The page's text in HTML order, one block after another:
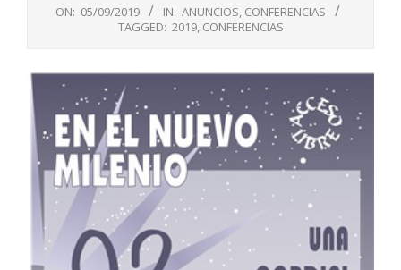
ON: 05/09/2019 IN: ANUNCIOS, CONFERENCIAS
TAGGED: 2019, CONFERENCIAS